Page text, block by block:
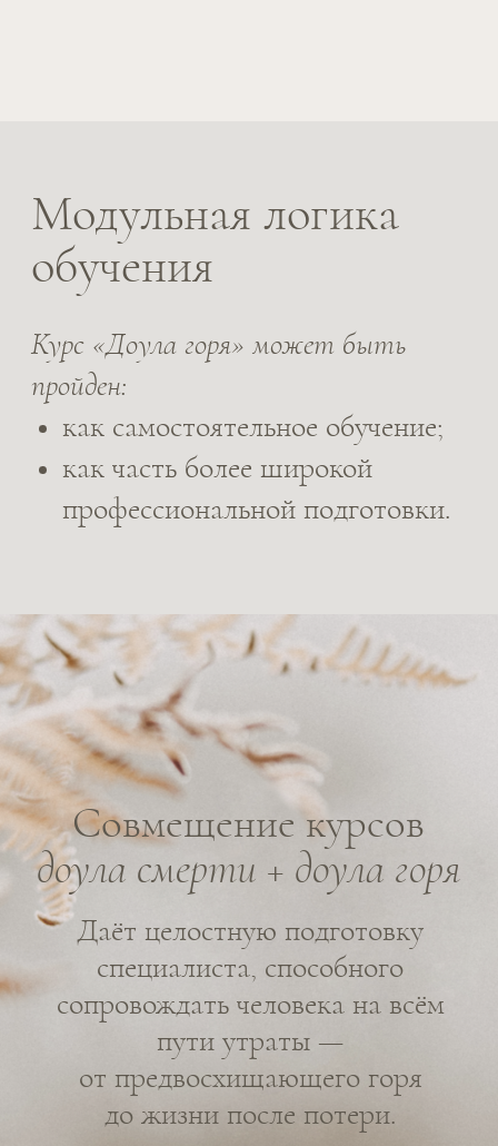
фасилитатор
Настя Левикова
Врач-онкогематолог, магистр психологии,
онкопсихолог, АСТ и CFT терапевт, доула смерти,
смерть-просветительница.
УЗНАТЬ БОЛЬШЕ